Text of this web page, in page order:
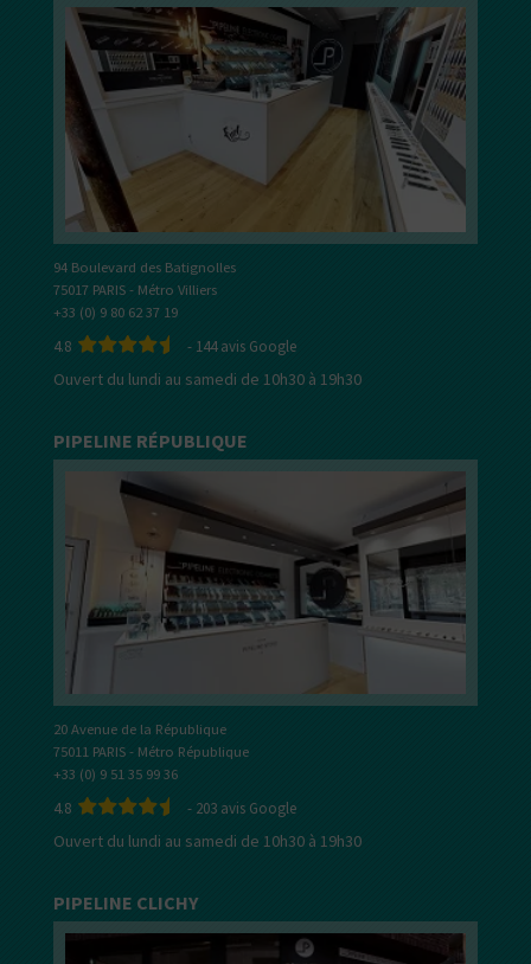
94 Boulevard des Batignolles
75017 PARIS - Métro Villiers
+33 (0) 9 80 62 37 19
4.8 - 144avis Google
Ouvert du lundi au samedi de 10h30 à 19h30
PIPELINE RÉPUBLIQUE
20 Avenue de la République
75011 PARIS - Métro République
+33 (0) 9 51 35 99 36
4.8 - 203 avis Google
Ouvert du lundi au samedi de 10h30 à 19h30
PIPELINE CLICHY